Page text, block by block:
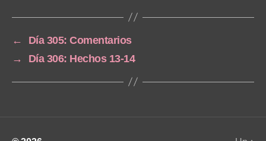
a←
Día 305: Comentarios
→
Día 306: Hechos 13-14